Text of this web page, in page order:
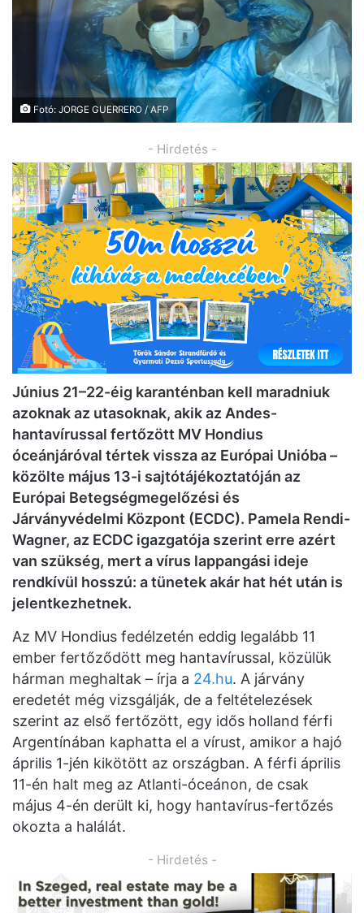
Fotó: JORGE GUERRERO / AFP
- Hirdetés -
Június 21–22-éig karanténban kell maradniuk
azoknak az utasoknak, akik az Andes-
hantavírussal fertőzött MV Hondius
óceánjáróval tértek vissza az Európai Unióba –
közölte május 13-i sajtótájékoztatóján az
Európai Betegségmegelőzési és
Járványvédelmi Központ (ECDC). Pamela Rendi-
Wagner, az ECDC igazgatója szerint erre azért
van szükség, mert a vírus lappangási ideje
rendkívül hosszú: a tünetek akár hat hét után is
jelentkezhetnek.
Az MV Hondius fedélzetén eddig legalább 11
ember fertőződött meg hantavírussal, közülük
hárman meghaltak – írja a 24.hu. A járvány
eredetét még vizsgálják, de a feltételezések
szerint az első fertőzött, egy idős holland férfi
Argentínában kaphatta el a vírust, amikor a hajó
április 1-jén kikötött az országban. A férfi április
11-én halt meg az Atlanti-óceánon, de csak
május 4-én derült ki, hogy hantavírus-fertőzés
okozta a halálát.
- Hirdetés -